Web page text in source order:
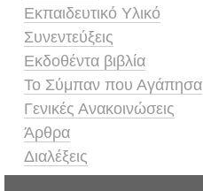
Εκπαιδευτικό Υλικό
Συνεντεύξεις
Εκδοθέντα βιβλία
Το Σύμπαν που Αγάπησα
Γενικές Ανακοινώσεις
Άρθρα
Διαλέξεις